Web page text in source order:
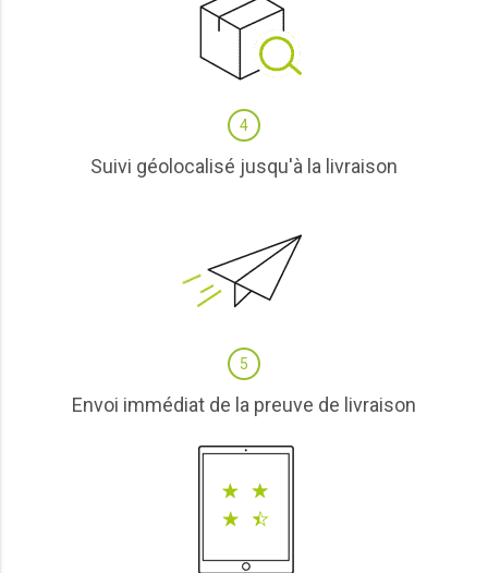
4
Suivi géolocalisé jusqu'à la livraison
5
Envoi immédiat de la preuve de livraison